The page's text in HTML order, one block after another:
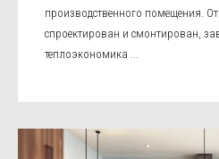
производственного помещения. От
спроектирован и смонтирован,
теплоэкономика ...